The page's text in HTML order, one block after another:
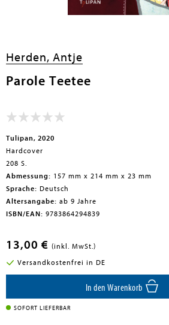
submenu
submenu
submenu
submenu
Herden, Antje
Parole Teetee
Tulipan, 2020
Hardcover
208 S.
Abmessung: 157 mm x 214 mm x 23 mm
Sprache: Deutsch
Altersangabe: ab 9 Jahre
ISBN/EAN: 9783864294839
13,00 € (inkl. MwSt.)
Versandkostenfrei in DE
In den Warenkorb
SOFORT LIEFERBAR